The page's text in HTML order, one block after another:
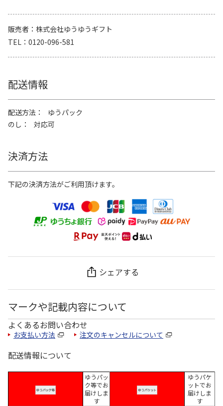
販売者
株式会社ゆうゆうギフト
TEL
0120-096-581
配送情報
配送方法
ゆうパック
のし
対応可
決済方法
下記の決済方法がご利用頂けます。
シェアする
マークや記載内容について
よくあるお問い合わせ
お支払い方法 注文のキャンセルについて
配送情報について
ゆうパッ
ク等でお
届けしま
す
ゆうパケ
ットでお
届けしま
す